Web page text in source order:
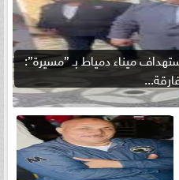
ميناء دمياط بـ ”مسيرة”: